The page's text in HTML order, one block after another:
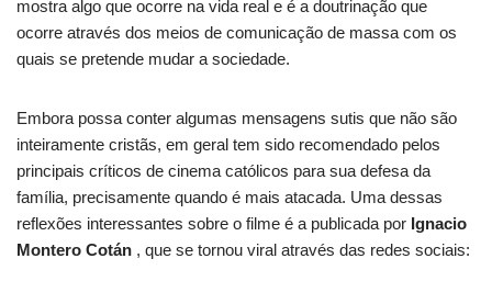
mostra algo que ocorre na vida real e é a doutrinação que
ocorre através dos meios de comunicação de massa com os
quais se pretende mudar a sociedade.
Embora possa conter algumas mensagens sutis que não são
inteiramente cristãs, em geral tem sido recomendado pelos
principais críticos de cinema católicos para sua defesa da
família, precisamente quando é mais atacada. Uma dessas
reflexões interessantes sobre o filme é a publicada por Ignacio
Montero Cotán , que se tornou viral através das redes sociais: